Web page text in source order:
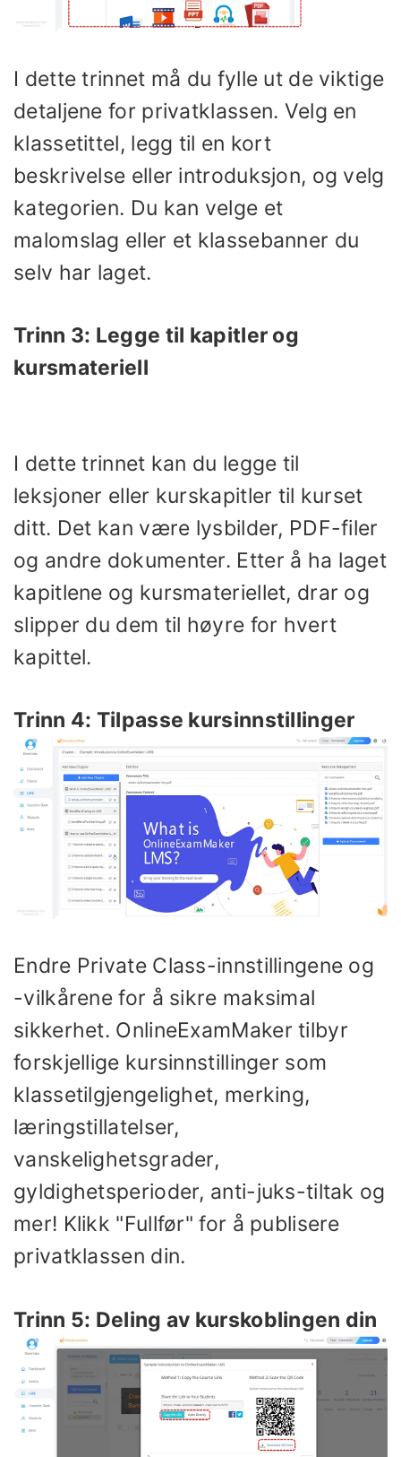
I dette trinnet må du fylle ut de viktige
detaljene for privatklassen. Velg en
klassetittel, legg til en kort
beskrivelse eller introduksjon, og velg
kategorien. Du kan velge et
malomslag eller et klassebanner du
selv har laget.
Trinn 3: Legge til kapitler og
kursmateriell
I dette trinnet kan du legge til
leksjoner eller kurskapitler til kurset
ditt. Det kan være lysbilder, PDF-filer
og andre dokumenter. Etter å ha laget
kapitlene og kursmateriellet, drar og
slipper du dem til høyre for hvert
kapittel.
Trinn 4: Tilpasse kursinnstillinger
Endre Private Class-innstillingene og
-vilkårene for å sikre maksimal
sikkerhet. OnlineExamMaker tilbyr
forskjellige kursinnstillinger som
klassetilgjengelighet, merking,
læringstillatelser,
vanskelighetsgrader,
gyldighetsperioder, anti-juks-tiltak og
mer! Klikk "Fullfør" for å publisere
privatklassen din.
Trinn 5: Deling av kurskoblingen din